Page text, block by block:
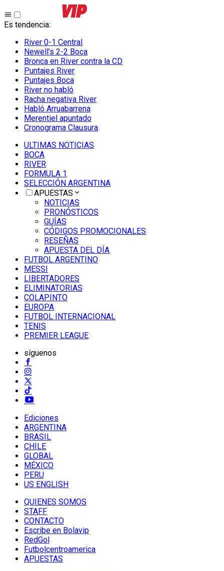
Es tendencia:
River 0-1 Central
Newell’s 2-2 Boca
Bronca en River contra la CD
Puntajes River
Puntajes Boca
River no habló
Racha negativa River
Habló Arruabarrena
Merentiel apuntado
Cronograma Clausura
ULTIMAS NOTICIAS
BOCA
RIVER
FORMULA 1
SELECCIÓN ARGENTINA
APUESTAS
NOTICIAS
PRONÓSTICOS
GUÍAS
CÓDIGOS PROMOCIONALES
RESEÑAS
APUESTA DEL DÍA
FUTBOL ARGENTINO
MESSI
LIBERTADORES
ELIMINATORIAS
COLAPINTO
EUROPA
FUTBOL INTERNACIONAL
TENIS
PREMIER LEAGUE
síguenos
Ediciones
ARGENTINA
BRASIL
CHILE
GLOBAL
MÉXICO
PERU
US ENGLISH
QUIENES SOMOS
STAFF
CONTACTO
Escribe en Bolavip
RedGol
Futbolcentroamerica
APUESTAS